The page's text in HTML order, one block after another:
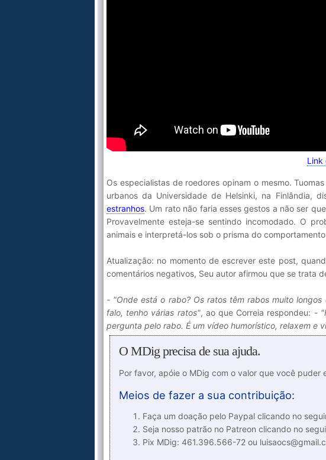
Link
Os especialistas de roedores opinam o mesmo.
urbanos da Universidade de Helsinki, na Finlândia,
estranhos. Um rato não faria esses gestos a não ser
Provavelmente esteja-se sentindo incomodado. O
animais e interpretá-los sob o prisma do
Atualização: no momento de escrever este post,
comentários negativos, Seu autor afirmou que se trata
- "Onde está o rabo? Os ratos têm rabos muito
falo, tenho várias ratos", ao que Correia respondeu: -
pergunta pelo rabo. É um vídeo humorístico, relaxem e
O MDig precisa de sua ajuda.
Por favor, apóie o MDig com o valor que você puder
Meios de fazer a sua contribuição:
Faça um doação pelo Paypal clicando no
Seja nosso patrão no Patreon clicando no
Pix MDig: 461.396.566-72 ou